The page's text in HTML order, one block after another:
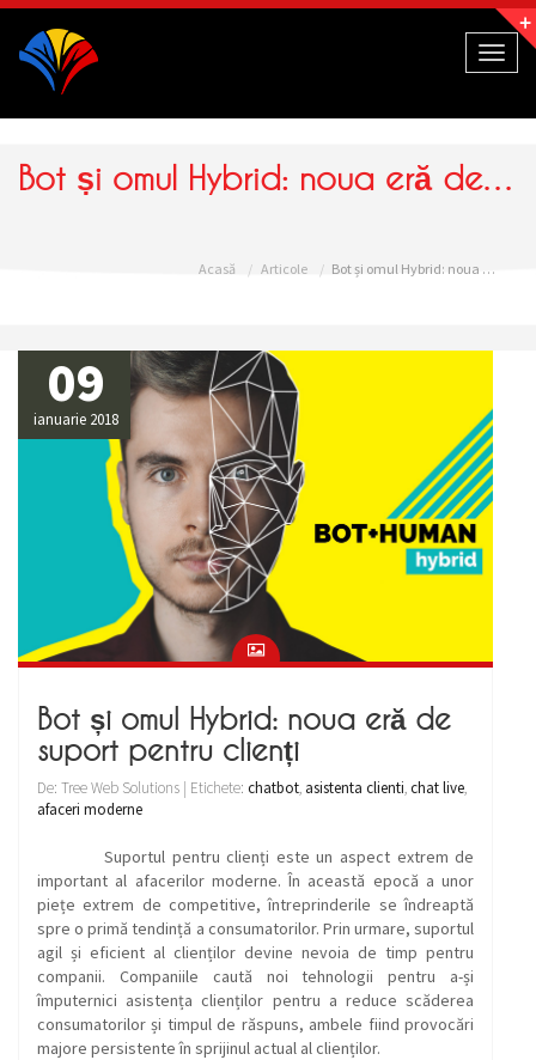
Navigație
Bot și omul Hybrid: noua eră de suport pentru clienți
Acasă Articole Bot și omul Hybrid: noua eră de suport pentru clienți
09
ianuarie 2018
Bot și omul Hybrid: noua eră de
suport pentru clienți
De: Tree Web Solutions | Etichete: chatbot, asistenta clienti,chat live,
afaceri moderne
Suportul pentru clienți este un aspect extrem de
important al afacerilor moderne. În această epocă a unor
piețe extrem de competitive, întreprinderile se îndreaptă
spre o primă tendință a consumatorilor. Prin urmare, suportul
agil și eficient al clienților devine nevoia de timp pentru
companii. Companiile caută noi tehnologii pentru a-și
împuternici asistența clienților pentru a reduce scăderea
consumatorilor și timpul de răspuns, ambele fiind provocări
majore persistente în sprijinul actual al clienților.